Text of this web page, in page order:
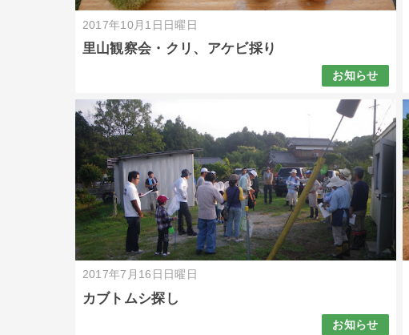
2017年10月1日日曜日
里山観察会・クリ、アケビ採り
お知らせ
2017年7月16日日曜日
カブトムシ探し
お知らせ